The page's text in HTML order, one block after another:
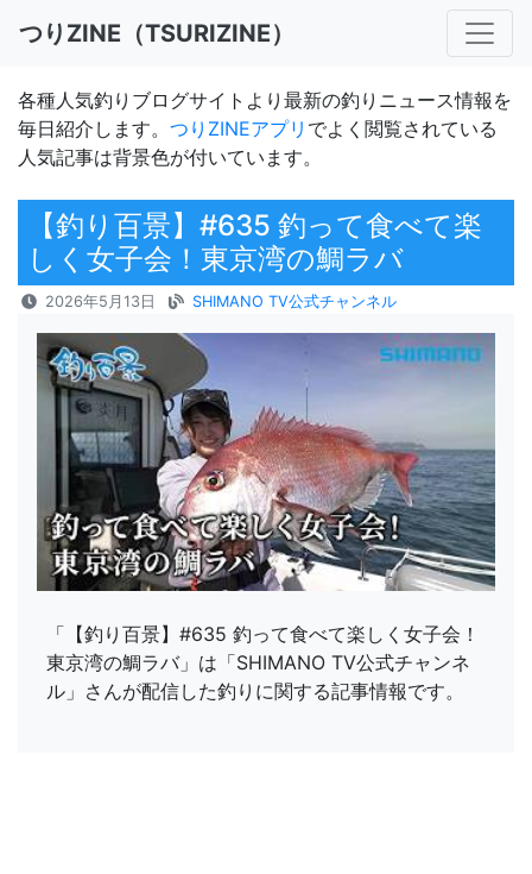
つりZINE（TSURIZINE）
各種人気釣りブログサイトより最新の釣りニュース情報を
毎日紹介します。 つりZINEアプリ でよく閲覧されている
人気記事は背景色が付いています。
【釣り百景】#635 釣って食べて楽
しく女子会！東京湾の鯛ラバ
2026年5月13日 SHIMANO TV公式チャンネル
「【釣り百景】#635 釣って食べて楽しく女子会！
東京湾の鯛ラバ」は「SHIMANO TV公式チャンネ
ル」さんが配信した釣りに関する記事情報です。